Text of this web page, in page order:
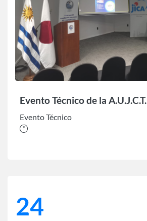
Evento Técnico de la A.U.J.C.T.
Evento Técnico
24